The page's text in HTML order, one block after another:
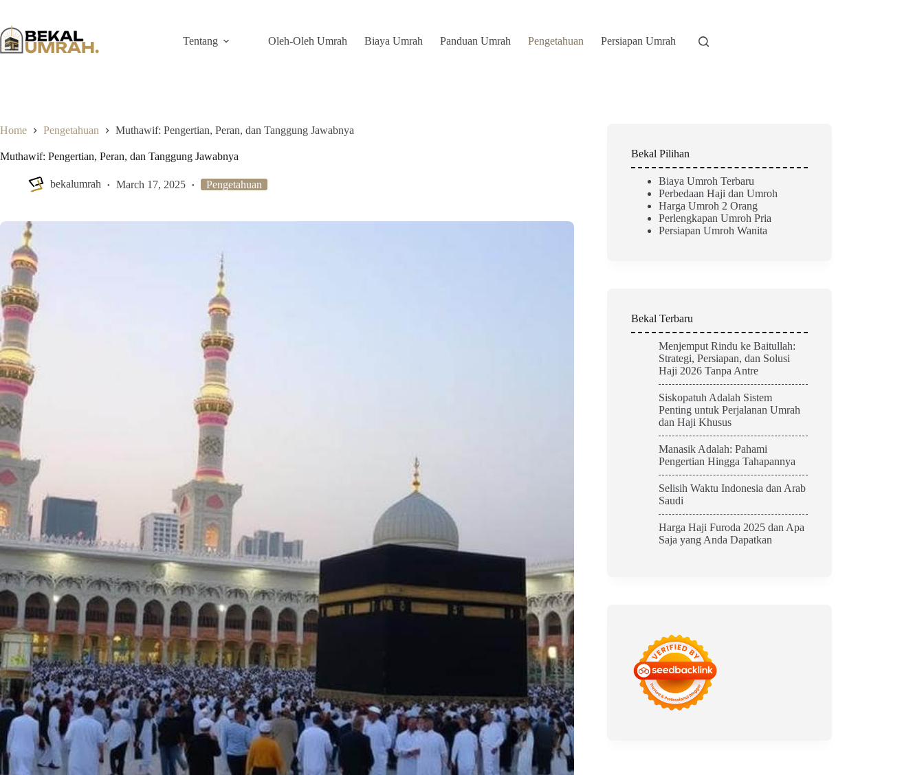
content
Tentang
Oleh-Oleh Umrah Biaya Umrah Panduan Umrah Pengetahuan Persiapan Umrah
Home Pengetahuan Muthawif: Pengertian, Peran, dan Tanggung Jawabnya
Muthawif: Pengertian, Peran, dan Tanggung Jawabnya
bekalumrah March 17, 2025 Pengetahuan
Bekal Pilihan
Biaya Umroh Terbaru
Perbedaan Haji dan Umroh
Harga Umroh 2 Orang
Perlengkapan Umroh Pria
Persiapan Umroh Wanita
Bekal Terbaru
Menjemput Rindu ke Baitullah:
Strategi, Persiapan, dan Solusi
Haji 2026 Tanpa Antre
Siskopatuh Adalah Sistem
Penting untuk Perjalanan Umrah
dan Haji Khusus
Manasik Adalah: Pahami
Pengertian Hingga Tahapannya
Selisih Waktu Indonesia dan Arab
Saudi
Harga Haji Furoda 2025 dan Apa
Saja yang Anda Dapatkan